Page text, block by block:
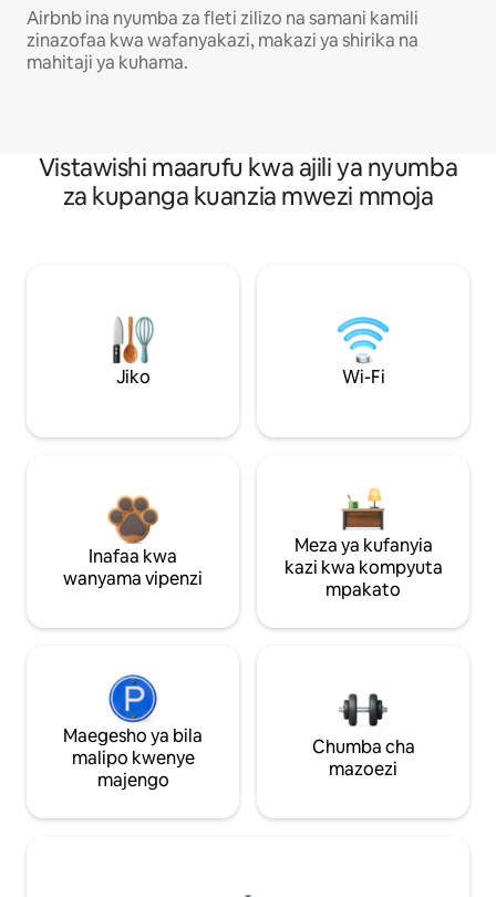
Airbnb ina nyumba za fleti zilizo na samani kamili
zinazofaa kwa wafanyakazi, makazi ya shirika na
mahitaji ya kuhama.
Vistawishi maarufu kwa ajili ya nyumba
za kupanga kuanzia mwezi mmoja
Jiko Wi-Fi
Inafaa kwa
wanyama vipenzi
Meza ya kufanyia
kazi kwa kompyuta
mpakato
Maegesho ya bila
malipo kwenye
majengo
Chumba cha
mazoezi